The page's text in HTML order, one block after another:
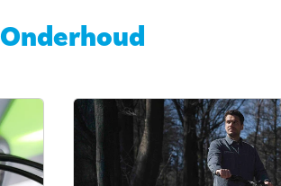
Onderhoud